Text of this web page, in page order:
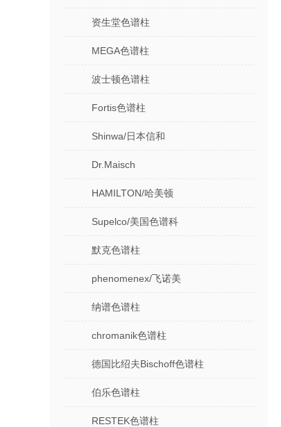
资生堂色谱柱
MEGA色谱柱
波士顿色谱柱
Fortis色谱柱
Shinwa/日本信和
Dr.Maisch
HAMILTON/哈美顿
Supelco/美国色谱科
默克色谱柱
phenomenex/飞诺美
纳谱色谱柱
chromanik色谱柱
德国比绍夫Bischoff色谱柱
伯乐色谱柱
RESTEK色谱柱